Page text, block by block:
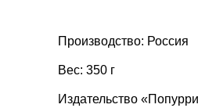
Производство: Россия
Вес: 350 г
Издательство